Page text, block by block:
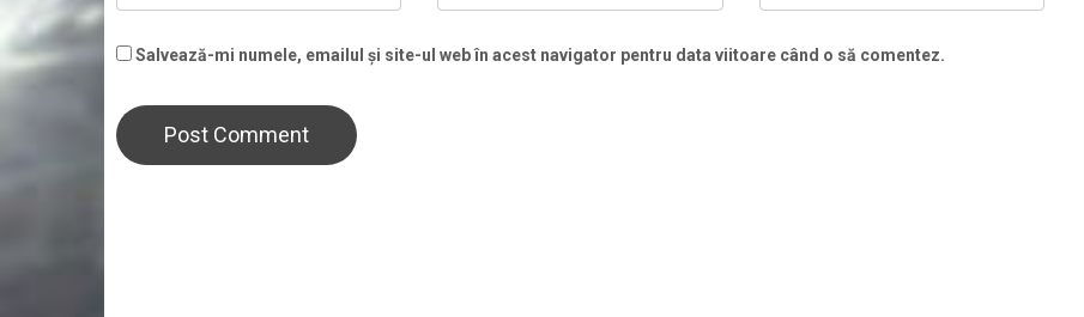
Salvează-mi numele, emailul și site-ul web în acest navigator pentru data viitoare când o să comentez.